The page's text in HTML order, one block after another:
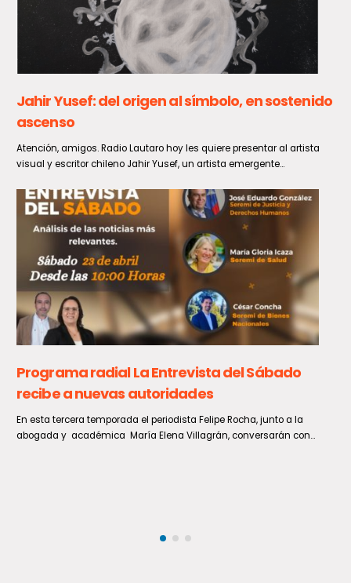
VRS muestra un sostenido aumento en las
últimas semanas
De acuerdo a lo informado por el Ministerio de Salud, en la Semana
Epidemiológica 30, entre el 26 de julio...
GORE Maule solicita medidas para convertir al
Paso Pehuenche en una alternativa